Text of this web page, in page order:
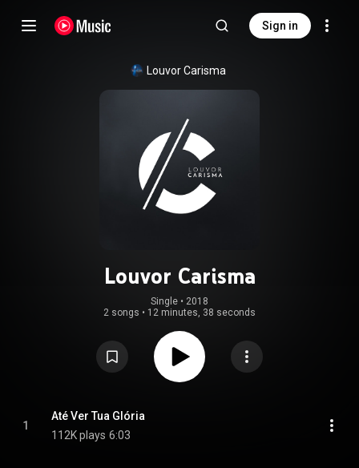
Sign in
Louvor Carisma
Louvor Carisma
Single • 2018
2 songs • 12 minutes, 38 seconds
1
Até Ver Tua Glória
112K plays 6:03